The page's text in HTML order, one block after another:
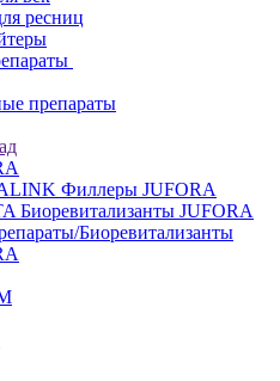
ресниц
препараты
Филлеры JUFORA
Биоревитализанты JUFORA
Биоревитализанты